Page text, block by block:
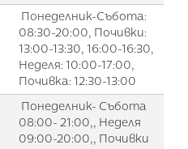
Понеделник-Събота:
08:30-20:00, Почивки:
13:00-13:30, 16:00-16:30,
Неделя: 10:00-17:00,
Почивка: 12:30-13:00
Понеделник- Събота
08:00- 21:00,, Неделя
09:00-20:00,, Почивки